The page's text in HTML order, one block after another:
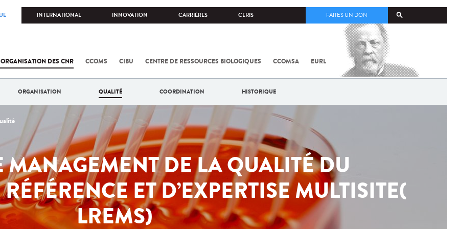
INTERNATIONAL INNOVATION CARRIÈRES CERIS FAITES UN DON
DES CNR CCOMS CIBU CENTRE DE RESSOURCES BIOLOGIQUES CCOMSA EURL
ORGANISATION QUALITÉ COORDINATION HISTORIQUE
MANAGEMENT DE LA QUALITÉ DU
ET D’EXPERTISE MULTISITE(
LREMS)